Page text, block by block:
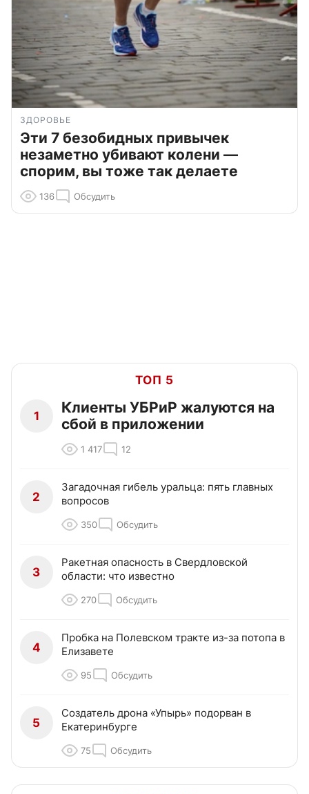
ЗДОРОВЬЕ
Эти 7 безобидных привычек
незаметно убивают колени —
спорим, вы тоже так делаете
136 Обсудить
ТОП 5
1
Клиенты УБРиР жалуются на
сбой в приложении
1 417 12
2
Загадочная гибель уральца: пять главных
вопросов
350 Обсудить
3
Ракетная опасность в Свердловской
области: что известно
270 Обсудить
4
Пробка на Полевском тракте из-за потопа в
Елизавете
95 Обсудить
5
Создатель дрона «Упырь» подорван в
Екатеринбурге
75 Обсудить